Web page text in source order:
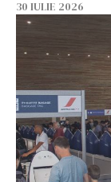
30 IULIE 2026